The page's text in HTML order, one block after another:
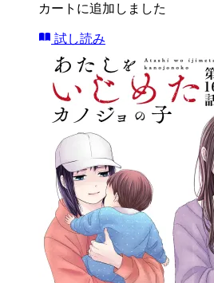
カートに追加しました
試し読み